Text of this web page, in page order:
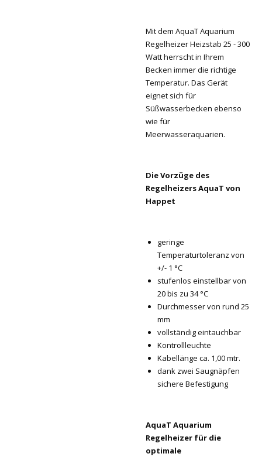
Mit dem AquaT Aquarium
Regelheizer Heizstab 25 - 300
Watt herrscht in Ihrem
Becken immer die richtige
Temperatur. Das Gerät
eignet sich für
Süßwasserbecken ebenso
wie für
Meerwasseraquarien.
Die Vorzüge des
Regelheizers AquaT von
Happet
geringe
Temperaturtoleranz von
+/- 1 °C
stufenlos einstellbar von
20 bis zu 34 °C
Durchmesser von rund 25
mm
vollständig eintauchbar
Kontrollleuchte
Kabellänge ca. 1,00 mtr.
dank zwei Saugnäpfen
sichere Befestigung
AquaT Aquarium
Regelheizer für die
optimale